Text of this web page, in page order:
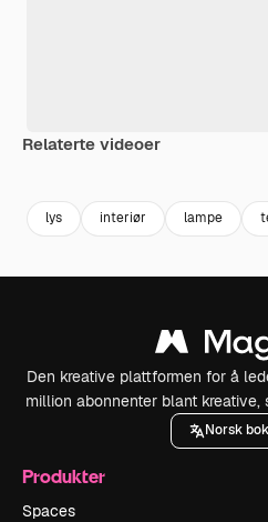
Relaterte videoer
lys interiør lampe
Den kreative plattformen for å
million abonnenter blant kreative,
Norsk
Produkter
Spaces